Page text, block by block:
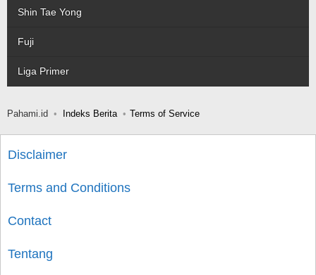
Shin Tae Yong
Fuji
Liga Primer
Pahami.id Indeks Berita Terms of Service
Disclaimer
Terms and Conditions
Contact
Tentang